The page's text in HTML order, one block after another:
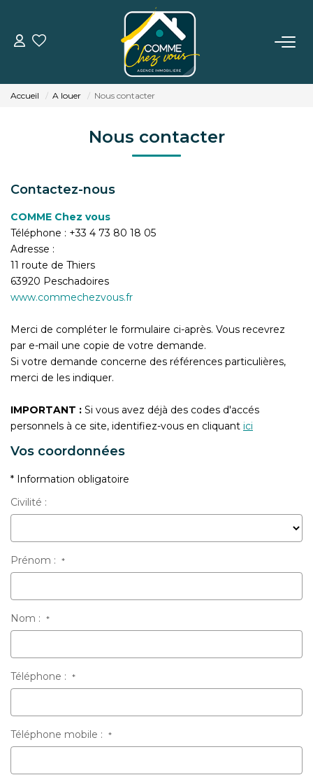
VENTE
ESTIMATION
BIENS VENDUS
L'AGENCE
TÉMOIGNAGES
CONTACT
Accueil A louer Nous contacter
Nous contacter
Contactez-nous
COMME Chez vous
Téléphone : +33 4 73 80 18 05
Adresse :
11 route de Thiers
63920 Peschadoires
www.commechezvous.fr
Merci de compléter le formulaire ci-après. Vous recevrez
par e-mail une copie de votre demande.
Si votre demande concerne des références particulières,
merci de les indiquer.
IMPORTANT : Si vous avez déjà des codes d'accés
personnels à ce site, identifiez-vous en cliquant ici
Vos coordonnées
* Information obligatoire
Civilité :
Prénom : *
Nom : *
Téléphone : *
Téléphone mobile : *